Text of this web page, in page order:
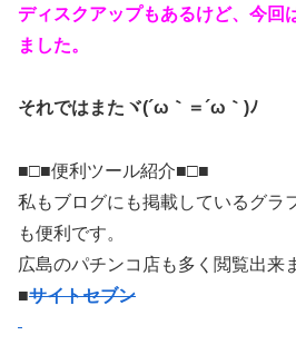
ディスクアップもあるけど、今回
ました。
それではまたヾ(´ω｀＝´ω｀)ﾉ
■□■便利ツール紹介■□■
私もブログにも掲載しているグラ
も便利です。
広島のパチンコ店も多く閲覧出
■サイトセブン